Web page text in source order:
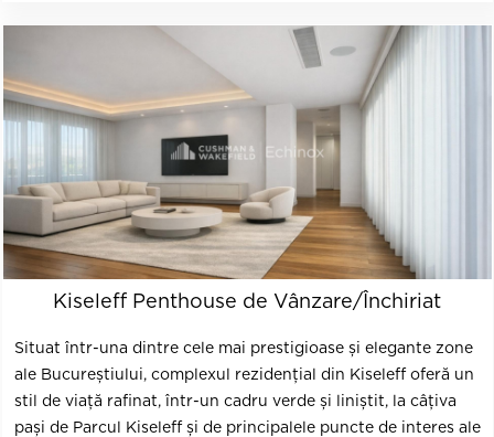
Kiseleff Penthouse de Vânzare/Închiriat
Situat într-una dintre cele mai prestigioase și elegante zone
ale Bucureștiului, complexul rezidențial din Kiseleff oferă un
stil de viață rafinat, într-un cadru verde și liniștit, la câțiva
pași de Parcul Kiseleff și de principalele puncte de interes ale